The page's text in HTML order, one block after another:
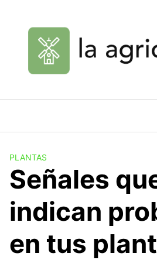
contenido
PLANTAS
Señales
indican
en tus